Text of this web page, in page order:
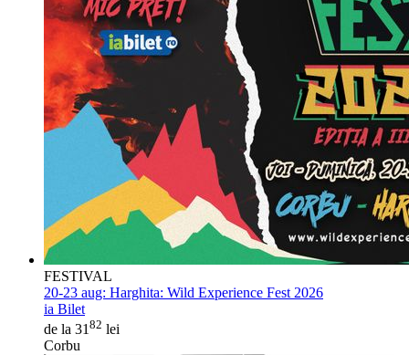
FESTIVAL
20-23 aug: Harghita: Wild Experience Fest 2026
ia Bilet
de la 31 82 lei
Corbu